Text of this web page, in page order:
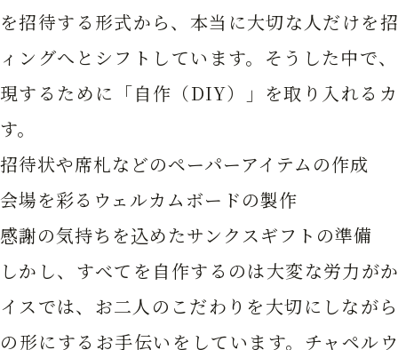
を招待する形式から、本当に大切な人だけを
ィングへとシフトしています。そうした中で
現するために「自作（DIY）」を取り入れる
す。
招待状や席札などのペーパーアイテムの作成
会場を彩るウェルカムボードの製作
感謝の気持ちを込めたサンクスギフトの準備
しかし、すべてを自作するのは大変な労力が
イスでは、お二人のこだわりを大切にしなが
の形にするお手伝いをしています。チャペル